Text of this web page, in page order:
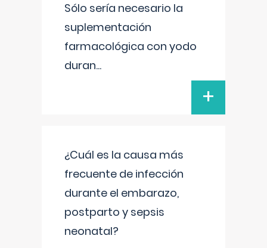
Sólo sería necesario la
suplementación
farmacológica con yodo
duran...
+
¿Cuál es la causa más
frecuente de infección
durante el embarazo,
postparto y sepsis
neonatal?